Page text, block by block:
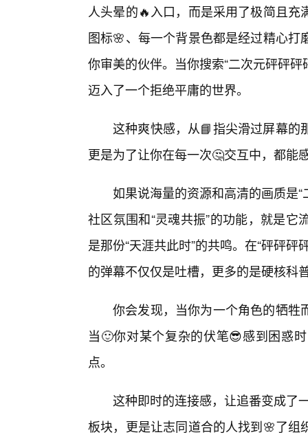
人头晕的🔥入口，而是采用了极简且
图标🌸、每一个背景色都是经过精心
你审美的伙伴。当你搜索“二次元砰砰
迈入了一个拒绝平庸的世界。
这种爽快感，从📘指尖滑过屏幕的
更是为了让你在每一次🤔交互中，都能
如果说海量的资源和高清的画质是
社区氛围和“灵魂共振”的功能，就是
是那份“天涯共此时”的共鸣。在“砰砰
的弹幕不仅仅是吐槽，更多的是硬核科
你会发现，当你为一个角色的牺牲
当🙂你对某个复杂的伏笔😎感到困惑
点。
这种即时的连接感，让追番变成了
板块，更是让志同道合的人找到🌸了